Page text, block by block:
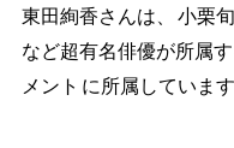
東田絢香さんは、
小栗
など超有名俳優が所属
メント に所属しています